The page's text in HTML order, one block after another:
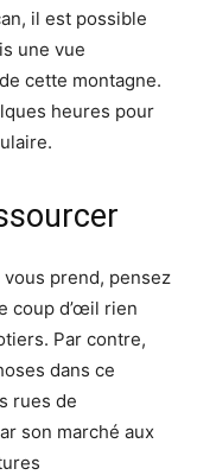
il est possible
une vue
cette montagne.
heures pour
vous prend, pensez
coup d’œil rien
Par contre,
dans ce
rues de
son marché aux